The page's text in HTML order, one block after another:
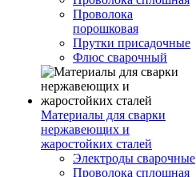
Проволока
порошковая
Прутки присадочные
Флюс сварочный
Материалы для сварки
нержавеющих и
жаростойких сталей
Электроды сварочные
Проволока сплошная